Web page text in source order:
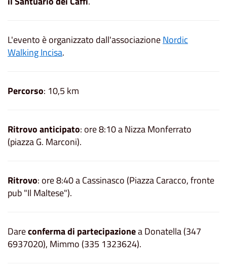
L'evento è organizzato dall'associazioneNordic
Walking Incisa.
Percorso: 10,5 km
Ritrovo anticipato: ore 8:10 a Nizza Monferrato
(piazza G. Marconi).
Ritrovo: ore 8:40 a Cassinasco (Piazza Caracco, fronte
pub "Il Maltese").
Dareconferma di partecipazionea Donatella (347
6937020), Mimmo (335 1323624).